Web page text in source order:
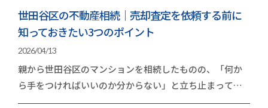
世田谷区の不動産相続｜売却査定を依頼する前に
知っておきたい3つのポイント
2026/04/13
親から世田谷区のマンションを相続したものの、「何か
ら手をつければいいのか分からない」と立ち止まってい
る方は多いのではないでしょうか。世田谷区のマンシ…